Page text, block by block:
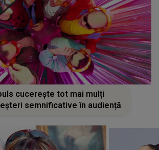
cucerește tot mai mulți
semnificative în audiență